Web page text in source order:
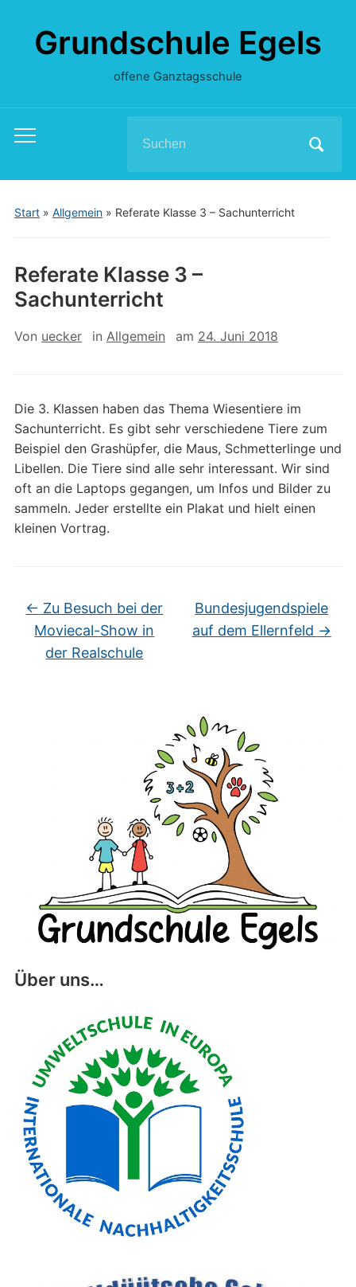
Grundschule Egels
offene Ganztagsschule
Toggle
menu
for:
Start» Allgemein» Referate Klasse 3 – Sachunterricht
Über uns…
Referate Klasse 3 –
Sachunterricht
Von uecker in Allgemein am 24. Juni 2018
Die 3. Klassen haben das Thema Wiesentiere im
Sachunterricht. Es gibt sehr verschiedene Tiere zum
Beispiel den Grashüpfer, die Maus, Schmetterlinge und
Libellen. Die Tiere sind alle sehr interessant. Wir sind
oft an die Laptops gegangen, um Infos und Bilder zu
sammeln. Jeder erstellte ein Plakat und hielt einen
kleinen Vortrag.
← Zu Besuch bei der
Moviecal-Show in
der Realschule
Bundesjugendspiele
auf dem Ellernfeld →